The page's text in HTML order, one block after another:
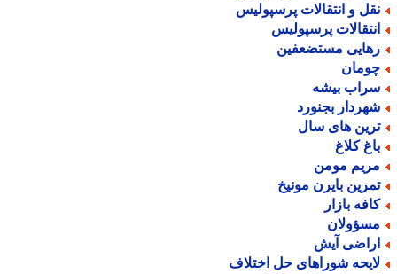
و انتقالات پرسپولیس
پرسپولیس
مستضعفین
بیشه
بجنورد
های سال
کلاغ
مومن
بایرن مونیخ
بازار
آیش
شوراهای حل اختلاف